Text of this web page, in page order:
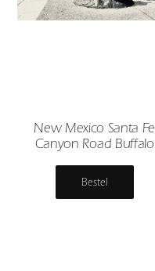
New Mexico Santa Fe
Canyon Road Buffalo
Bestel